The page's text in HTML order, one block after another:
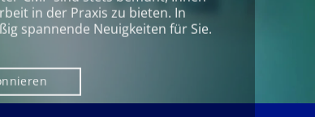
in der Praxis zu bieten. In
spannende Neuigkeiten für Sie.